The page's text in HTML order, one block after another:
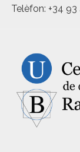
Telèfon: +34